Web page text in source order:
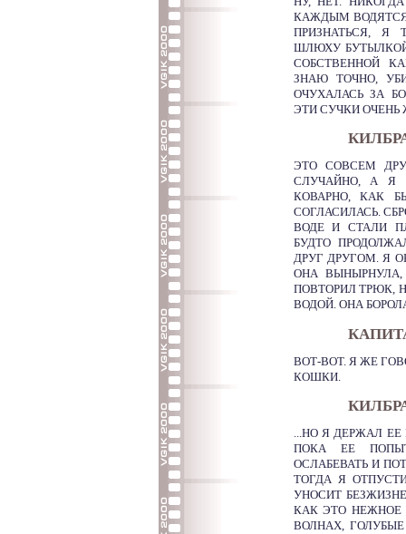
КАЖДЫМ
ПРИЗНАТЬСЯ, Я
ШЛЮХУ
СОБСТВЕННОЙ
ЗНАЮ ТОЧНО,
ОЧУХАЛАСЬ ЗА
ЭТИ СУЧКИ ОЧЕНЬ
ЭТО СОВСЕМ
СЛУЧАЙНО, А Я
КОВАРНО, КАК
СОГЛАСИЛАСЬ.
ВОДЕ И СТАЛИ
БУДТО
ДРУГ ДРУГОМ. Я
ОНА
ПОВТОРИЛ ТРЮК,
ВОДОЙ. ОНА
ВОТ-ВОТ. Я ЖЕ
КОШКИ.
...НО Я ДЕРЖАЛ
ПОКА ЕЕ
ОСЛАБЕВАТЬ И
ТОГДА Я
УНОСИТ
КАК ЭТО НЕЖНОЕ
ВОЛНАХ,